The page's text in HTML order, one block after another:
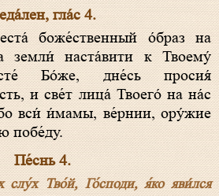
гла́с 4.
земли́ наста́вити к Твоему́
Бо́же, дне́сь просия́
и све́т лица́ Твоего́ на на́с
вси́ и́мамы, ве́рнии, ору́жие
побе́ду.
Пе́снь 4.
Тво́й, Го́споди, я́ко яви́лся